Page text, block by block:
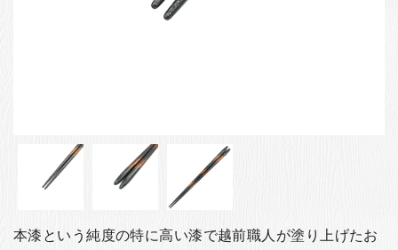
本漆という純度の特に高い漆で越前職人が塗り上げたお